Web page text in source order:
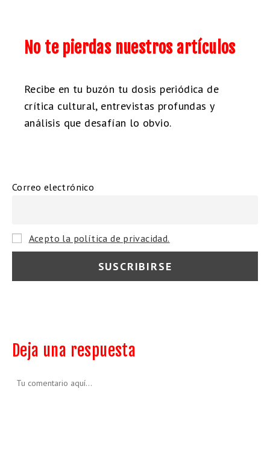
No te pierdas nuestros artículos
Recibe en tu buzón tu dosis periódica de
crítica cultural, entrevistas profundas y
análisis que desafían lo obvio.
Correo electrónico
Acepto la política de privacidad.
Deja una respuesta